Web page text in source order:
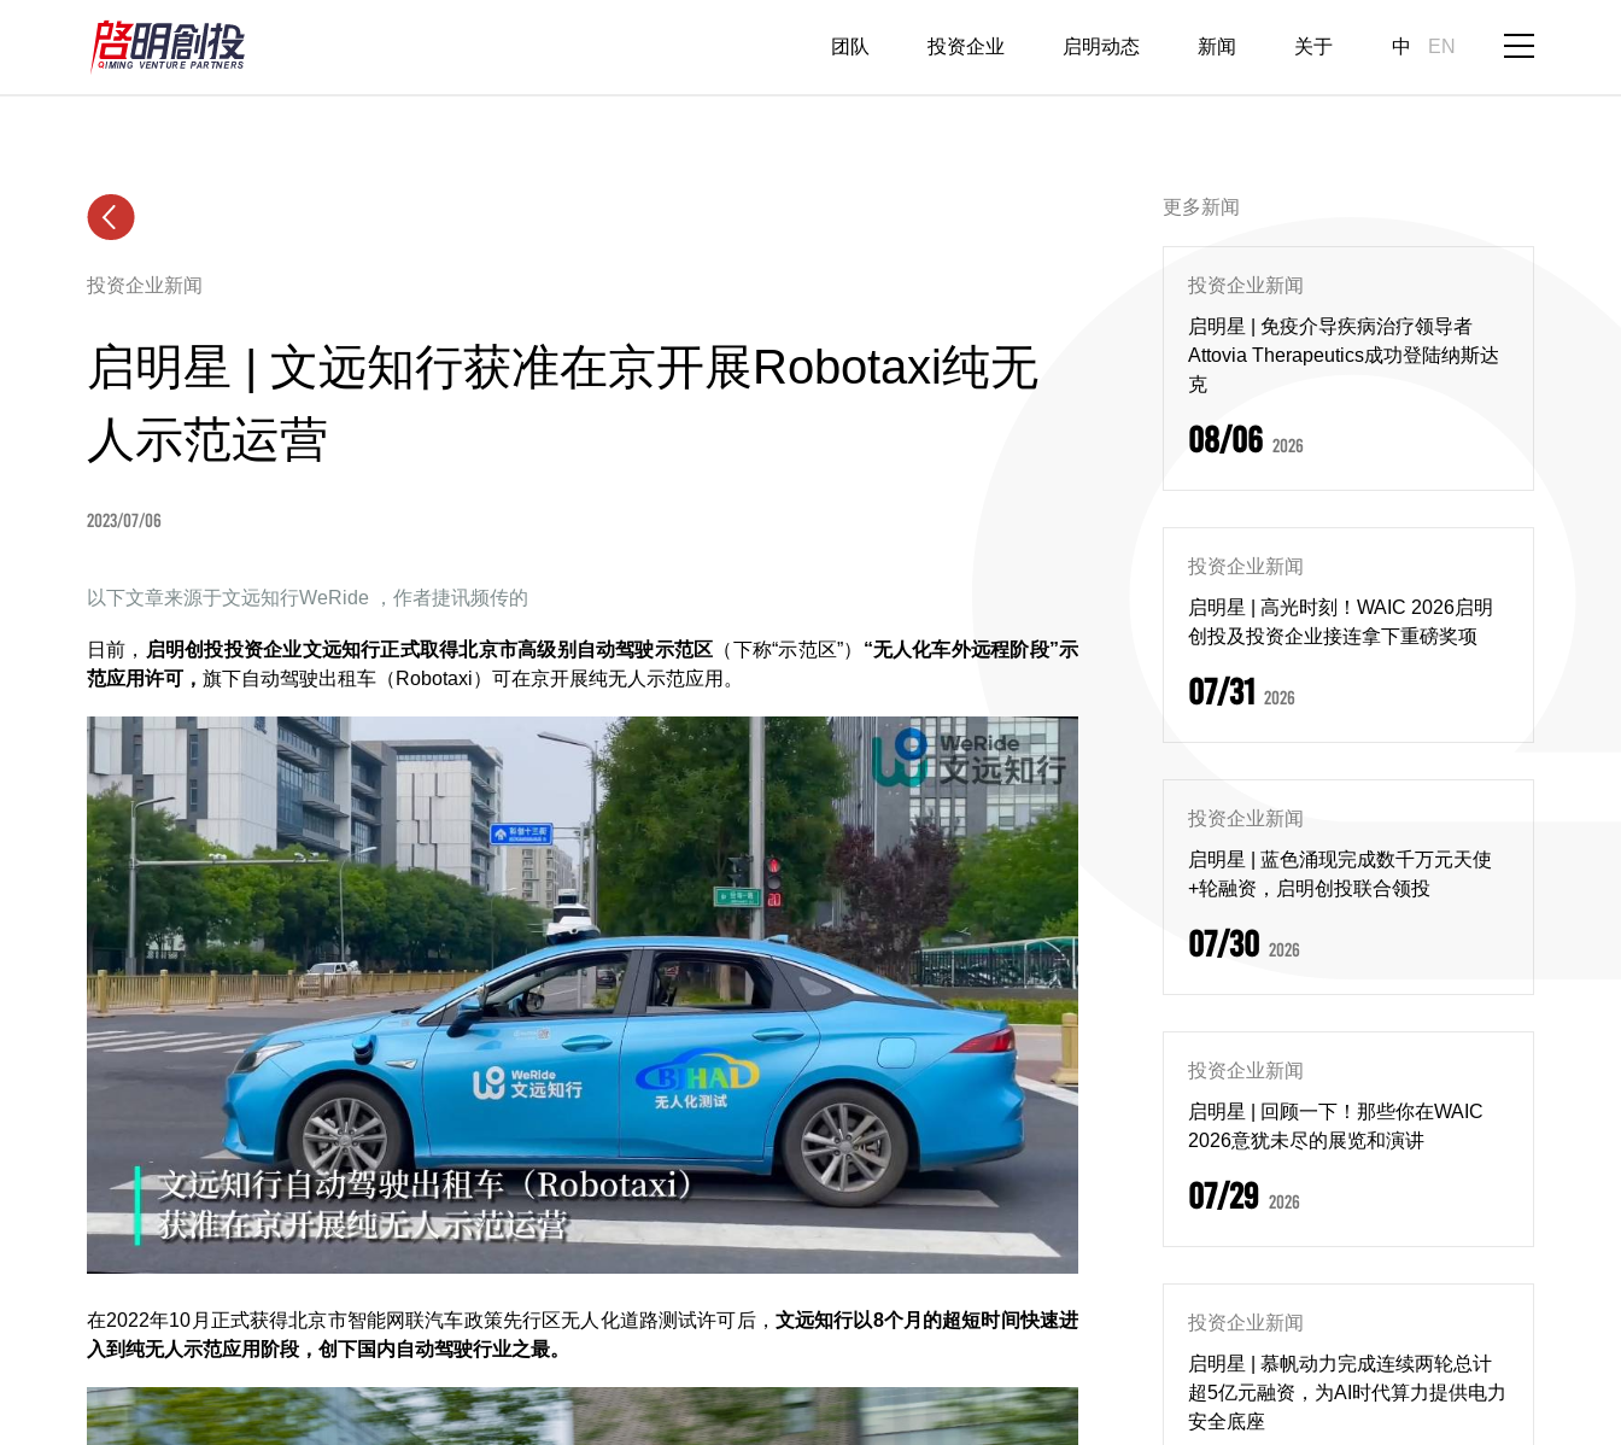
中 EN
团队 投资企业 启明动态 新闻 关于
投资企业新闻
启明星 | 文远知行获准在京开展Robotaxi纯无
人示范运营
2023/07/06
以下文章来源于文远知行WeRide ，作者捷讯频传的
日前， 启明创投投资企业文远知行正式取得北京市高级别自动驾驶示范区 （下称“示范区”） “无人化车外远程阶段”示
范应用许可， 旗下自动驾驶出租车（Robotaxi）可在京开展纯无人示范应用。
在2022年10月正式获得北京市智能网联汽车政策先行区无人化道路测试许可后， 文远知行以8个月的超短时间快速进
入到纯无人示范应用阶段，创下国内自动驾驶行业之最。
更多新闻
投资企业新闻
启明星 | 免疫介导疾病治疗领导者
Attovia Therapeutics成功登陆纳斯达
克
08/06 2026
投资企业新闻
启明星 | 高光时刻！WAIC 2026启明
创投及投资企业接连拿下重磅奖项
07/31 2026
投资企业新闻
启明星 | 蓝色涌现完成数千万元天使
+轮融资，启明创投联合领投
07/30 2026
投资企业新闻
启明星 | 回顾一下！那些你在WAIC
2026意犹未尽的展览和演讲
07/29 2026
投资企业新闻
启明星 | 慕帆动力完成连续两轮总计
超5亿元融资，为AI时代算力提供电力
安全底座